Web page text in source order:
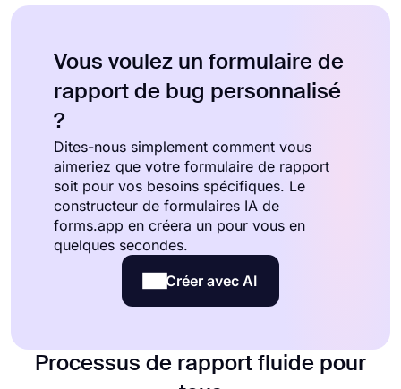
Vous voulez un formulaire de
rapport de bug personnalisé
?
Dites-nous simplement comment vous
aimeriez que votre formulaire de rapport
soit pour vos besoins spécifiques. Le
constructeur de formulaires IA de
forms.app en créera un pour vous en
quelques secondes.
Créer avec AI
Processus de rapport fluide pour